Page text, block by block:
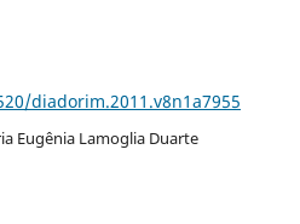
diadorim.2011.v8n1a7955
Eugênia Lamoglia Duarte